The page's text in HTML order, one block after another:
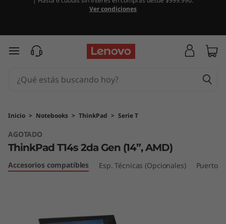
h
P
a
d
Ver condiciones
Ir al contenido principal
Inicio > Notebooks > ThinkPad > Serie T
AGOTADO
ThinkPad T14s 2da Gen (14”, AMD)
Accesorios compatibles Esp. Técnicas (Opcionales) Puertos